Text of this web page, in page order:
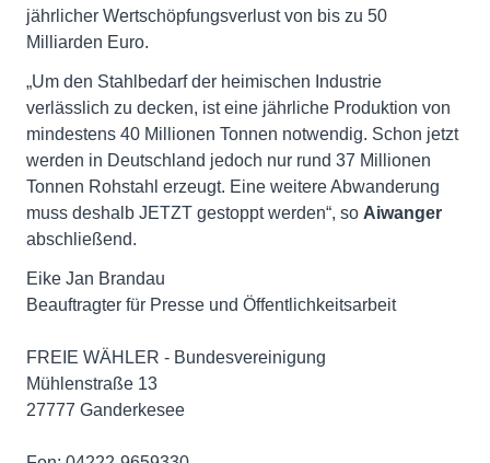
jährlicher Wertschöpfungsverlust von bis zu 50
Milliarden Euro.
„Um den Stahlbedarf der heimischen Industrie
verlässlich zu decken, ist eine jährliche Produktion von
mindestens 40 Millionen Tonnen notwendig. Schon jetzt
werden in Deutschland jedoch nur rund 37 Millionen
Tonnen Rohstahl erzeugt. Eine weitere Abwanderung
muss deshalb JETZT gestoppt werden“, so Aiwanger
abschließend.
Eike Jan Brandau
Beauftragter für Presse und Öffentlichkeitsarbeit
FREIE WÄHLER - Bundesvereinigung
Mühlenstraße 13
27777 Ganderkesee